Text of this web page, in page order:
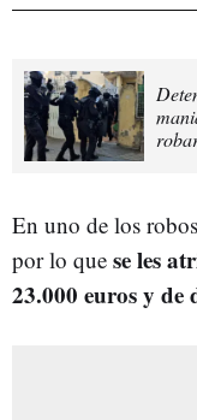
En uno de los
por lo que se les
23.000 euros y de